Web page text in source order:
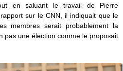
en saluant le travail de Pierre
sur le CNN, il indiquait que le
membres serait probablement la
pas une élection comme le proposait